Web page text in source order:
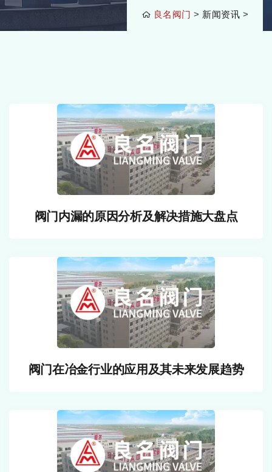
良名阀门 > 新闻资讯 >
阀门内漏的原因分析及解决措施大盘点
阀门在冶金行业的应用及其未来发展趋势